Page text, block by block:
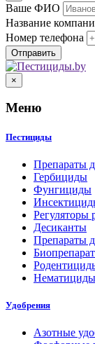
Ваше ФИО
Название
Номер телефона
×
Меню
Пестициды
Препараты
Гербициды
Фунгициды
Регуляторы
Десиканты
Препараты
Нематициды
Удобрения
Азотные